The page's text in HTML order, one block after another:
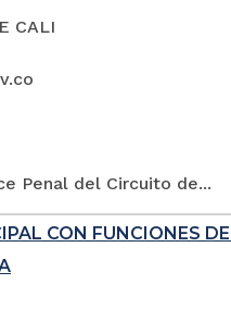
CALI
Penal del Circuito de...
CON FUNCIONES